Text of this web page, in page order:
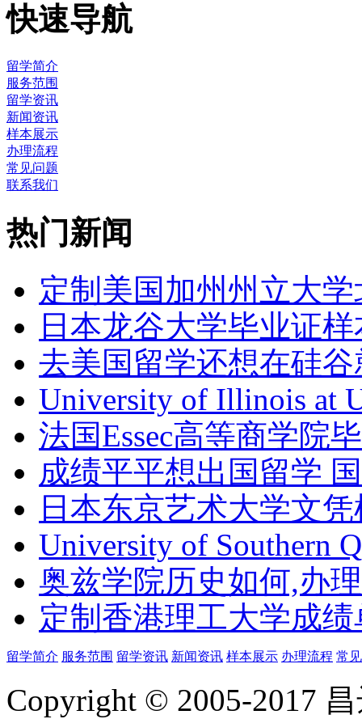
快速导航
留学简介
服务范围
留学资讯
新闻资讯
样本展示
办理流程
常见问题
联系我们
热门新闻
定制美国加州州立大
日本龙谷大学毕业证
去美国留学还想在硅
University of Illinois at
法国Essec高等商学院
成绩平平想出国留学
日本东京艺术大学文
University of Southern
奥兹学院历史如何,办
定制香港理工大学成绩
留学简介 服务范围 留学资讯 新闻资讯 样本展示 办理流程 常
Copyright © 2005-2017